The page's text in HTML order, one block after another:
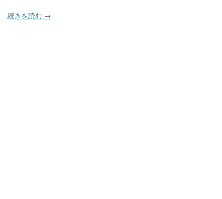
続きを読む →